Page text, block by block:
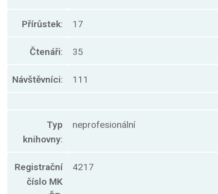
Přírůstek: 17
Čtenáři: 35
Návštěvníci: 111
Typ
knihovny:
neprofesionální
Registrační
číslo MK
4217